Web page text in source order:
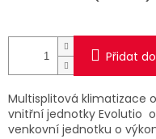
Přidat
Multisplitová klimatizace
vnitřní jednotky Evolutio o
venkovní jednotku o